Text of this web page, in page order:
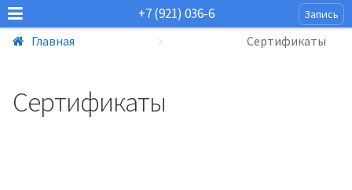
+7 (921) 036-6 Запись
Главная Сертификаты
Сертификаты